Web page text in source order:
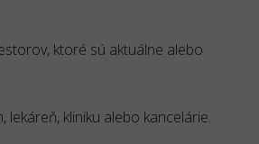
ktoré sú aktuálne alebo
kliniku alebo kancelárie.